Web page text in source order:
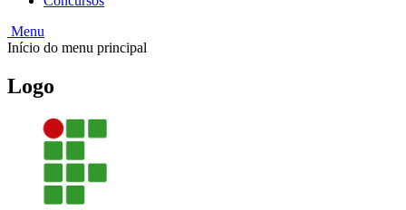
Menu
Início do menu principal
Logo